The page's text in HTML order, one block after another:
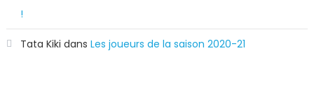
!
Tata Kiki dans Les joueurs de la saison 2020-21